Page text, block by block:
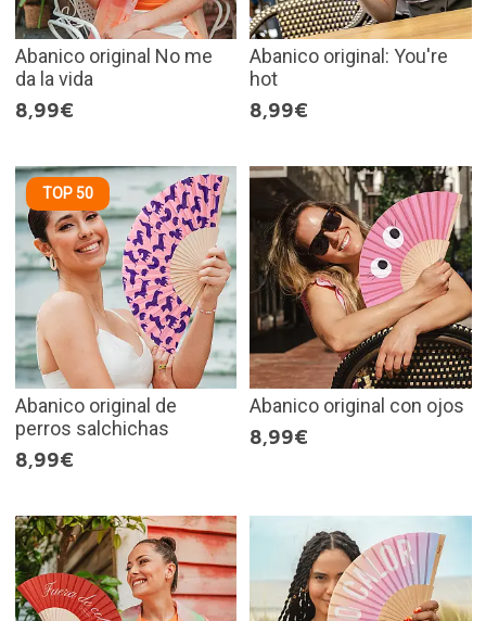
Abanico original No me
da la vida
8,99€
Abanico original: You're
hot
8,99€
TOP 50
Abanico original de
perros salchichas
8,99€
Abanico original con ojos
8,99€